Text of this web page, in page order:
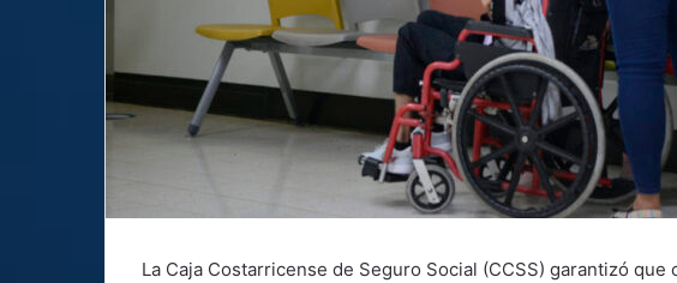
La Caja Costarricense de Seguro Social (CCSS) garantizó